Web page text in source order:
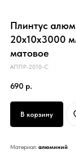
Плинтус
20х10х3000
матовое
АППР-2010-C
690 р.
В корзину
Материал: алюминий